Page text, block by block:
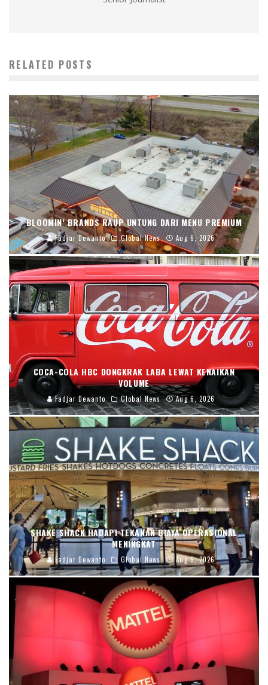
RELATED POSTS
BLOOMIN’ BRANDS RAUP UNTUNG DARI MENU PREMIUM
Fadjar Dewanto Global News Aug 6, 2026
COCA-COLA HBC DONGKRAK LABA LEWAT KENAIKAN
VOLUME
Fadjar Dewanto Global News Aug 6, 2026
SHAKE SHACK HADAPI TEKANAN BIAYA OPERASIONAL
MENINGKAT
Fadjar Dewanto Global News Aug 6, 2026